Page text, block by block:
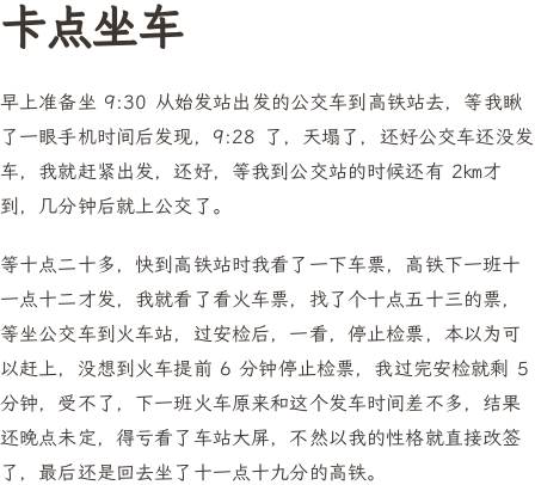
卡点坐车
早上准备坐 9:30 从始发站出发的公交车到高铁站去，等我瞅
了一眼手机时间后发现，9:28 了，天塌了，还好公交车还没发
车，我就赶紧出发，还好，等我到公交站的时候还有 2㎞才
到，几分钟后就上公交了。
等十点二十多，快到高铁站时我看了一下车票，高铁下一班十
一点十二才发，我就看了看火车票，找了个十点五十三的票，
等坐公交车到火车站，过安检后，一看，停止检票，本以为可
以赶上，没想到火车提前 6 分钟停止检票，我过完安检就剩 5
分钟，受不了，下一班火车原来和这个发车时间差不多，结果
还晚点未定，得亏看了车站大屏，不然以我的性格就直接改签
了，最后还是回去坐了十一点十九分的高铁。